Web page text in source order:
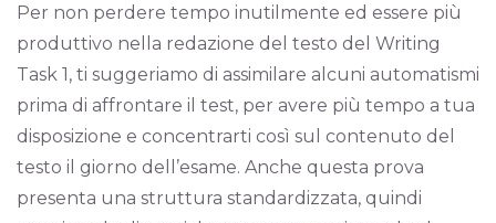
Per non perdere tempo inutilmente ed essere più
produttivo nella redazione del testo del Writing
Task 1, ti suggeriamo di assimilare alcuni automatismi
prima di affrontare il test, per avere più tempo a tua
disposizione e concentrarti così sul contenuto del
testo il giorno dell’esame. Anche questa prova
presenta una struttura standardizzata, quindi